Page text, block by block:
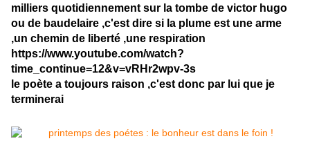
milliers quotidiennement sur la tombe de victor hugo
ou de baudelaire ,c'est dire si la plume est une arme
,un chemin de liberté ,une respiration
https://www.youtube.com/watch?
time_continue=12&v=vRHr2wpv-3s
le poète a toujours raison ,c'est donc par lui que je
terminerai